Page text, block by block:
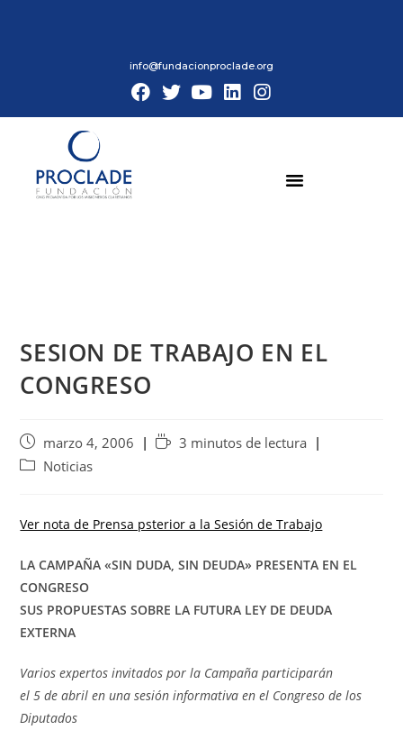
info@fundacionproclade.org
SESION DE TRABAJO EN EL
CONGRESO
marzo 4, 2006
3 minutos de lectura
Noticias
Ver nota de Prensa psterior a la Sesión de Trabajo
LA CAMPAÑA «SIN DUDA, SIN DEUDA» PRESENTA EN EL
CONGRESO
SUS PROPUESTAS SOBRE LA FUTURA LEY DE DEUDA
EXTERNA
Varios expertos invitados por la Campaña participarán
el 5 de abril en una sesión informativa en el Congreso de los
Diputados